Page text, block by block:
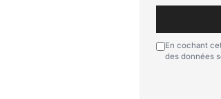
En cochant
des données